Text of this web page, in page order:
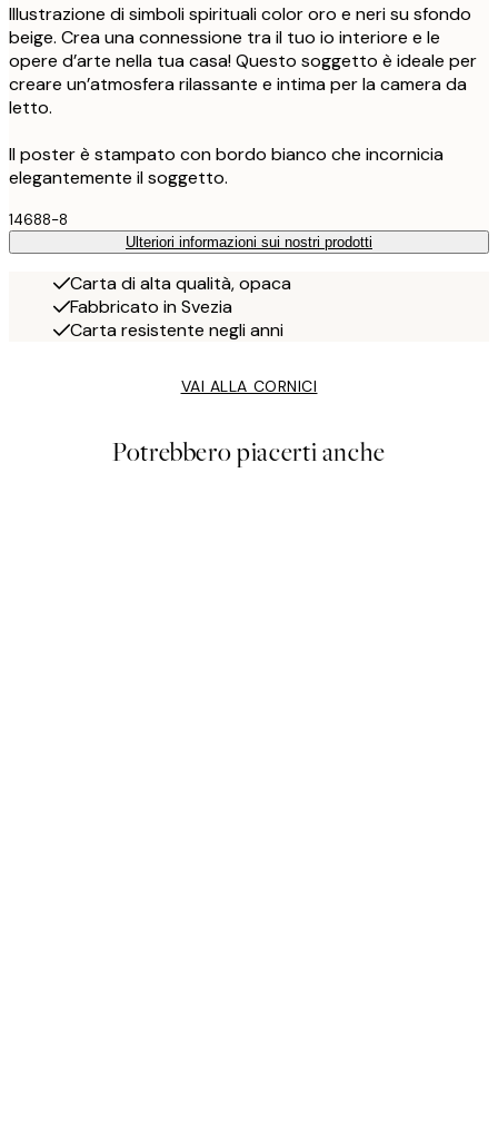
Illustrazione di simboli spirituali color oro e neri su sfondo
beige. Crea una connessione tra il tuo io interiore e le
opere d’arte nella tua casa! Questo soggetto è ideale per
creare un’atmosfera rilassante e intima per la camera da
letto.
Il poster è stampato con bordo bianco che incornicia
elegantemente il soggetto.
14688-8
Ulteriori informazioni sui nostri prodotti
Carta di alta qualità, opaca
Fabbricato in Svezia
Carta resistente negli anni
VAI ALLA CORNICI
Potrebbero piacerti anche